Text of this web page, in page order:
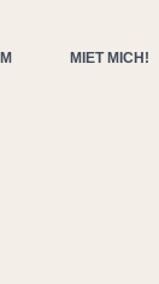
MIET MICH!